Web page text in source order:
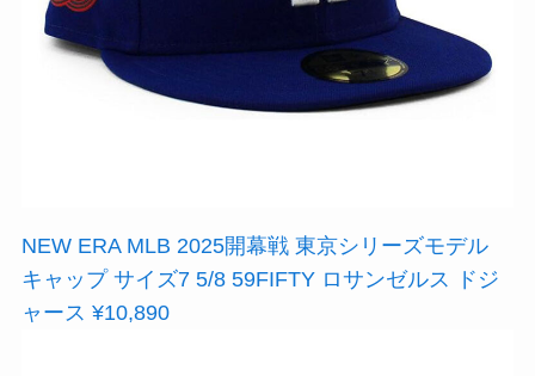
NEW ERA MLB 2025開幕戦 東京シリーズモデル
キャップ サイズ7 5/8 59FIFTY ロサンゼルス ドジ
ャース ¥10,890